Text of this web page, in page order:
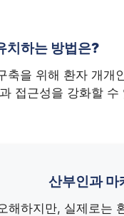
치하는 방법은?
을 위해 환자 개
접근성을 강화할 수
산부인과 마
해하지만, 실제로는